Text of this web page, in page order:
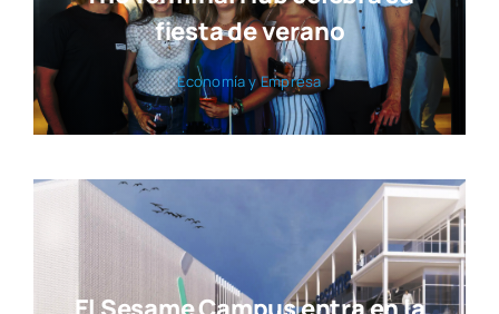
fiesta de verano
Eco­no­mía y Empre­sa